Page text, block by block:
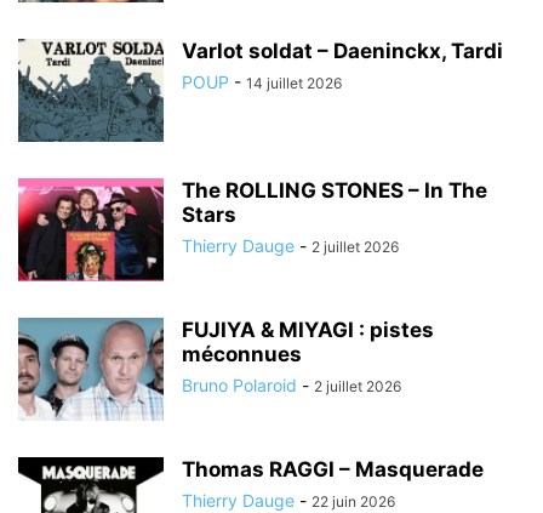
Varlot soldat – Daeninckx, Tardi
POUP - 14 juillet 2026
The ROLLING STONES – In The
Stars
Thierry Dauge - 2 juillet 2026
FUJIYA & MIYAGI : pistes
méconnues
Bruno Polaroid - 2 juillet 2026
Thomas RAGGI – Masquerade
Thierry Dauge - 22 juin 2026